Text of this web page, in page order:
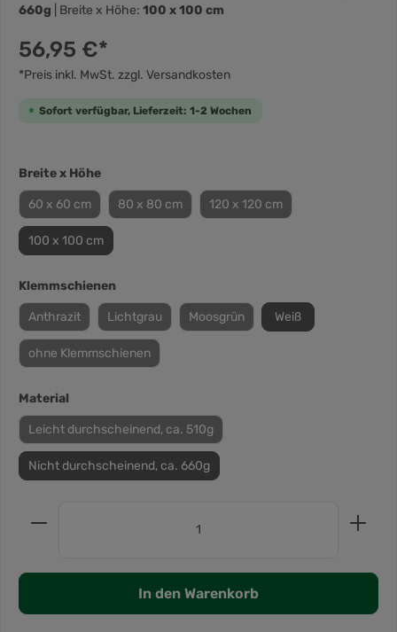
660g
| Breite x Höhe: 100 x 100 cm
56,95 €*
*Preis inkl. MwSt. zzgl. Versandkosten
Sofort verfügbar, Lieferzeit: 1-2 Wochen
Breite x Höhe
60 x 60 cm 80 x 80 cm 120 x 120 cm
100 x 100 cm
Klemmschienen
Anthrazit Lichtgrau Moosgrün Weiß
ohne Klemmschienen
Material
Leicht durchscheinend, ca. 510g
Nicht durchscheinend, ca. 660g
In den Warenkorb